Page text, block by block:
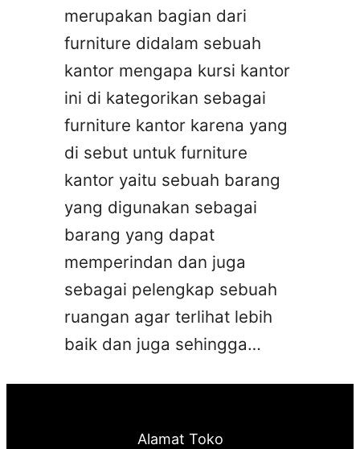
merupakan bagian dari
furniture didalam sebuah
kantor mengapa kursi kantor
ini di kategorikan sebagai
furniture kantor karena yang
di sebut untuk furniture
kantor yaitu sebuah barang
yang digunakan sebagai
barang yang dapat
memperindan dan juga
sebagai pelengkap sebuah
ruangan agar terlihat lebih
baik dan juga sehingga…
Alamat Toko